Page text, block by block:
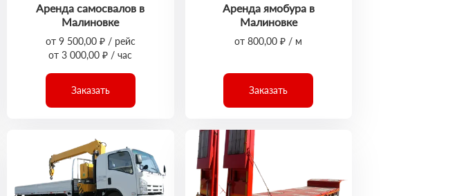
Аренда самосвалов в
Малиновке
от 9 500,00 ₽ / рейс
от 3 000,00 ₽ / час
Заказать
Аренда ямобура в
Малиновке
от 800,00 ₽ / м
Заказать